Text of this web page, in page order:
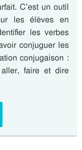
C’est un outil
les élèves en
les verbes
conjuguer les
conjugaison :
aller, faire et dire